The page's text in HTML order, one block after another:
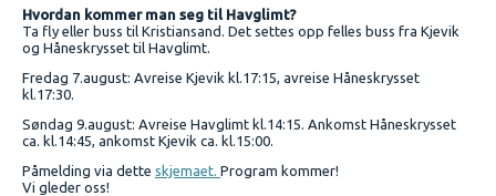
Hvordan kommer man seg til Havglimt?
Ta fly eller buss til Kristiansand. Det settes opp felles buss fra Kjevik
og Håneskrysset til Havglimt.
Fredag 7.august: Avreise Kjevik kl.17:15, avreise Håneskrysset
kl.17:30.
Søndag 9.august: Avreise Havglimt kl.14:15. Ankomst Håneskrysset
ca. kl.14:45, ankomst Kjevik ca. kl.15:00.
Påmelding via dette skjemaet. Program kommer!
Vi gleder oss!